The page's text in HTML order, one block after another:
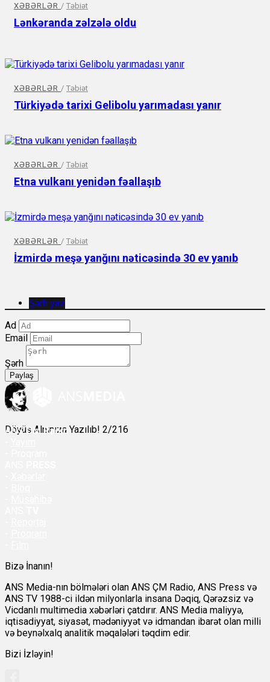
XƏBƏRLƏR / Təbiət
Lənkəranda zəlzələ oldu
XƏBƏRLƏR / Təbiət
Türkiyədə tarixi Gelibolu yarımadası yanır
XƏBƏRLƏR / Təbiət
Etna vulkanı yenidən fəallaşıb
XƏBƏRLƏR / Təbiət
İzmirdə meşə yanğını nəticəsində 30 ev yanıb
Şərh yaz
Ad
Email
Şərh
Paylaş
Döyüş Alnınıza Yazılıb! 2/216
ANSÇM Radio
Bizə İnanın!
ANS Media-nın bölmələri olan ANS ÇM Radio, ANS Press və
ANS TV 1988-ci ildən milyonlarla insana Dəqiq, Qərəzsiz və
Vicdanlı multimedia xəbərləri çatdırır. ANS Media maliyyə,
iqtisadiyyat, siyasət, mədəniyyət və idmandan ibarət olan milli
və beynəlxalq analitik məqalələri təqdim edir.
Bizi İzləyin!